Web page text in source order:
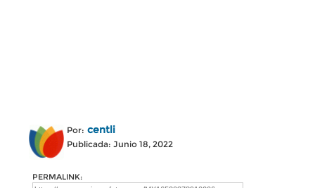
Por: centli
Publicada: Junio 18, 2022
PERMALINK: